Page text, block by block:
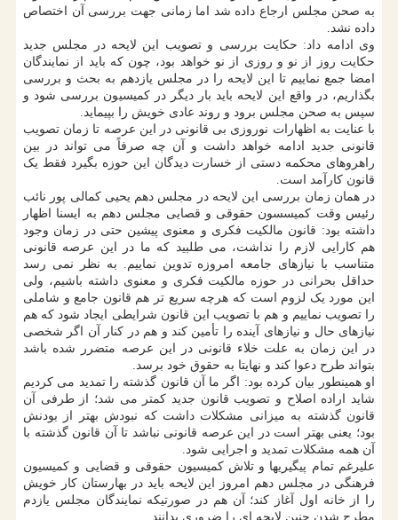
به صحن مجلس ارجاع داده شد اما زمانی جهت بررسی آن اختصاص
داده نشد.
وی ادامه داد: حکایت بررسی و تصویب این لایحه در مجلس جدید
حکایت روز از نو و روزی از نو خواهد بود، چون که باید از نمایندگان
امضا جمع نماییم تا این لایحه را در مجلس یازدهم به بحث و بررسی
بگذاریم، در واقع این لایحه باید بار دیگر در کمیسیون بررسی شود و
سپس به صحن مجلس برود و روند عادی خویش را بپیماید.
با عنایت به اظهارات نوروزی بی قانونی در این عرصه تا زمان تصویب
قانونی جدید ادامه خواهد داشت و آن چه صرفاً می تواند در بین
راهروهای محکمه دستی از خسارت دیدگان این حوزه بگیرد فقط یک
قانون کارآمد است.
در همان زمان بررسی این لایحه در مجلس دهم یحیی کمالی پور نائب
رئیس وقت کمیسسون حقوقی و قصایی مجلس دهم به ایسنا اظهار
داشته بود: قانون مالکیت فکری و معنوی پیشین حتی در زمان وجود
هم کارایی لازم را نداشت، می طلبید که ما در این عرصه قانونی
متناسب با نیازهای جامعه امروزه تدوین نماییم. به نظر نمی رسد
حداقل بحرانی در حوزه مالکیت فکری و معنوی داشته باشیم، ولی
این مورد یک لزوم است که هرچه سریع تر هم قانون جامع و شاملی
را تصویب نماییم و هم با تصویب این قانون شرایطی ایجاد شود که هم
نیازهای حال و نیازهای آینده را تأمین کند و هم در کنار آن اگر شخصی
در این زمان به علت خلاء قانونی در این عرصه متضرر شده باشد
بتواند طرح دعوا کند و نهایتا به حقوق خود برسد.
او همینطور بیان کرده بود: اگر ما آن قانون گذشته را تمدید می کردیم
شاید اراده اصلاح و تصویب قانون جدید کمتر می شد؛ از طرفی آن
قانون گذشته به میزانی مشکلات داشت که نبودش بهتر از بودنش
بود؛ یعنی بهتر است در این عرصه قانونی نباشد تا آن قانون گذشته با
آن همه مشکلات تمدید و اجرایی شود.
علیرغم تمام پیگیریها و تلاش کمیسیون حقوقی و قضایی و کمیسیون
فرهنگی در مجلس دهم امروز این لایحه باید در بهارستان کار خویش
را از خانه اول آغاز کند؛ آن هم در صورتیکه نمایندگان مجلس یازدم
مطرح شدن چنین لایحه ای را ضروری بدانند.